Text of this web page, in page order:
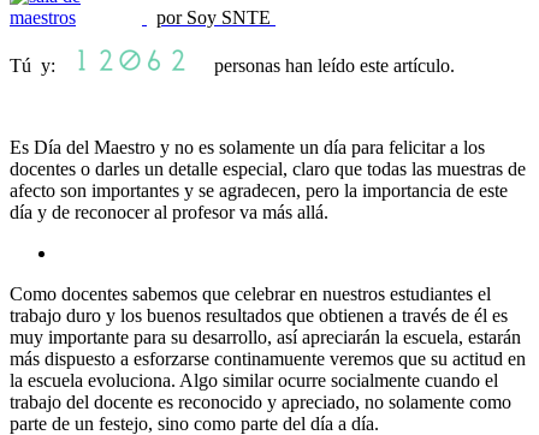
por Soy SNTE
Tú y: personas han leído este artículo.
Es Día del Maestro y no es solamente un día para felicitar a los
docentes o darles un detalle especial, claro que todas las muestras de
afecto son importantes y se agradecen, pero la importancia de este
día y de reconocer al profesor va más allá.
Como docentes sabemos que celebrar en nuestros estudiantes el
trabajo duro y los buenos resultados que obtienen a través de él es
muy importante para su desarrollo, así apreciarán la escuela, estarán
más dispuesto a esforzarse continamuente veremos que su actitud en
la escuela evoluciona. Algo similar ocurre socialmente cuando el
trabajo del docente es reconocido y apreciado, no solamente como
parte de un festejo, sino como parte del día a día.